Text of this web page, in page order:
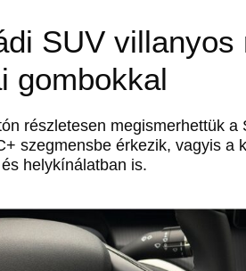
SUV
gombokkal
részletesen megismerhettük
szegmensbe érkezik, vagyis a
helykínálatban is.